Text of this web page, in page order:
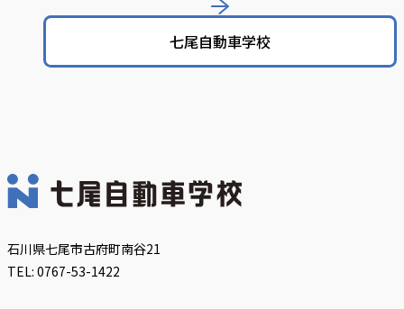
移
動
七尾自動車学校
石川県七尾市古府町南谷21
TEL: 0767-53-1422